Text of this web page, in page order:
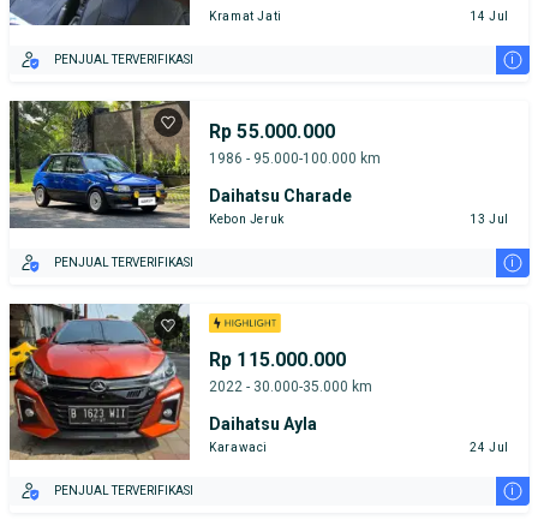
Kramat Jati 14 Jul
PENJUAL TERVERIFIKASI i
Rp 55.000.000
1986 - 95.000-100.000 km
Daihatsu Charade
Kebon Jeruk 13 Jul
PENJUAL TERVERIFIKASI i
Rp 115.000.000
2022 - 30.000-35.000 km
Daihatsu Ayla
Karawaci 24 Jul
PENJUAL TERVERIFIKASI i